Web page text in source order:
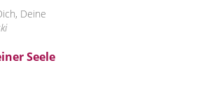
Deine
Seele